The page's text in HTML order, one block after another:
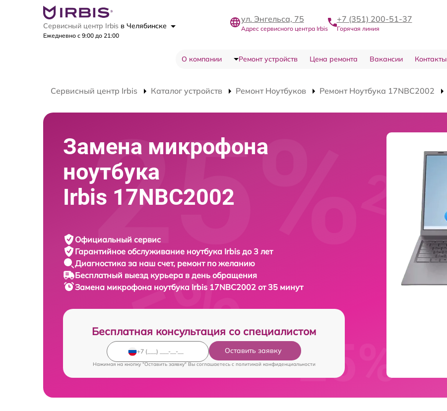
Сервисный центр Irbis в Челябинске
Ежедневно с 9:00 до 21:00
ул. Энгельса, 75
Адрес сервисного центра Irbis
+7 (351) 200-51-37
Горячая линия
О компании Ремонт устройств Цена ремонта Вакансии Контакты
Сервисный центр Irbis Каталог устройств Ремонт Ноутбуков Ремонт Ноутбука 17NBC2002
Замена микрофона
ноутбука
Irbis 17NBC2002
Официальный сервис
Гарантийное обслуживание ноутбука Irbis до 3 лет
Диагностика за наш счет, ремонт по желанию
Бесплатный выезд курьера в день обращения
Замена микрофона ноутбука Irbis 17NBC2002 от 35 минут
Бесплатная консультация со специалистом
Оставить заявку
Нажимая на кнопку "Оставить заявку" Вы соглашаетесь c политикой конфиденциальности